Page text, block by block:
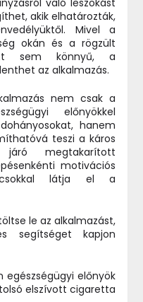
való leszokást
akik elhatározták,
Mivel a
okán és a rögzült
sem könnyű, a
az alkalmazás.
nem csak a
előnyökkel
hanem
teszi a káros
járó megtakarított
motivációs
látja el a
le az alkalmazást,
segítséget kapjon
előnyök
elszívott cigaretta